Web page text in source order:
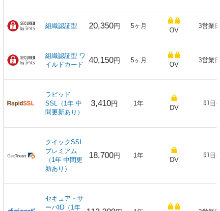
組織認証型 20,350円 5ヶ月
OV
3営業
組織認証型 ワ
イルドカード
40,150円 5ヶ月
OV
3営業
ラピッド
SSL（1年 中
間更新あり）
3,410円 1年
DV
即日
クイックSSL
プレミアム
（1年 中間更
新あり）
18,700円 1年
DV
即日
セキュア・サ
ーバID（1年